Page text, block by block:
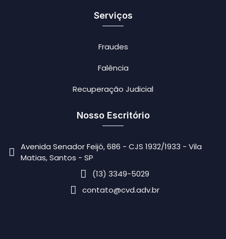
Serviços
Fraudes
Falência
Recuperação Judicial
Nosso Escritório
Avenida Senador Feijó, 686 - CJS 1932/1933 - Vila
Matias, Santos - SP
(13) 3349-5029
contato@cvd.adv.br